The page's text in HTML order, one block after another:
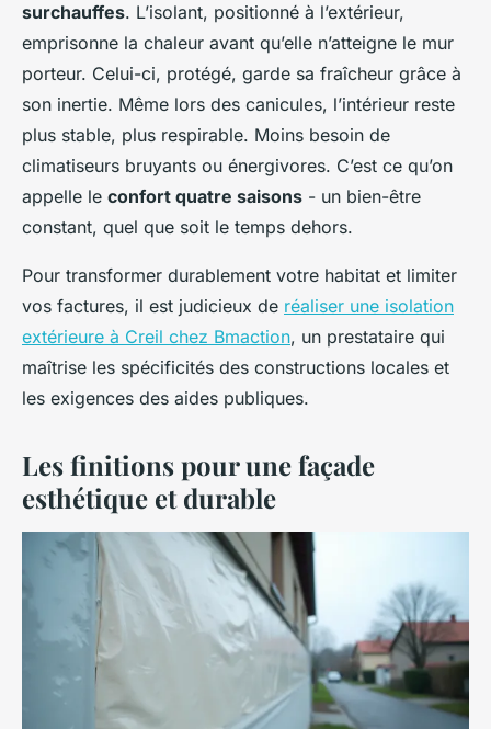
surchauffes. L’isolant, positionné à l’extérieur,
emprisonne la chaleur avant qu’elle n’atteigne le mur
porteur. Celui-ci, protégé, garde sa fraîcheur grâce à
son inertie. Même lors des canicules, l’intérieur reste
plus stable, plus respirable. Moins besoin de
climatiseurs bruyants ou énergivores. C’est ce qu’on
appelle le confort quatre saisons - un bien-être
constant, quel que soit le temps dehors.
Pour transformer durablement votre habitat et limiter
vos factures, il est judicieux de réaliser une isolation
extérieure à Creil chez Bmaction, un prestataire qui
maîtrise les spécificités des constructions locales et
les exigences des aides publiques.
Les finitions pour une façade
esthétique et durable